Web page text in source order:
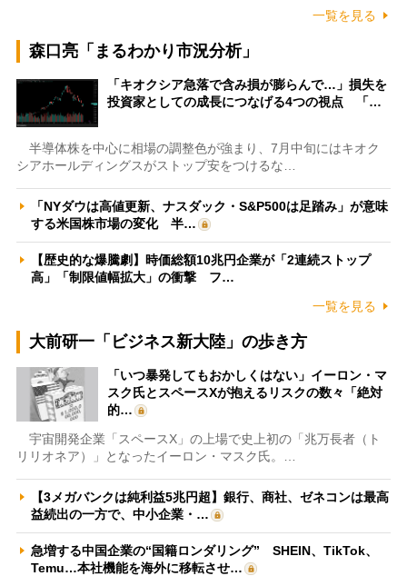
一覧を見る
森口亮「まるわかり市況分析」
「キオクシア急落で含み損が膨らんで…」損失を
投資家としての成長につなげる4つの視点 「…
半導体株を中心に相場の調整色が強まり、7月中旬にはキオク
シアホールディングスがストップ安をつけるな…
「NYダウは高値更新、ナスダック・S&P500は足踏み」が意味
する米国株市場の変化 半…
【歴史的な爆騰劇】時価総額10兆円企業が「2連続ストップ
高」「制限値幅拡大」の衝撃 フ…
一覧を見る
大前研一「ビジネス新大陸」の歩き方
「いつ暴発してもおかしくはない」イーロン・マ
スク氏とスペースXが抱えるリスクの数々「絶対
的…
宇宙開発企業「スペースX」の上場で史上初の「兆万長者（ト
リリオネア）」となったイーロン・マスク氏。…
【3メガバンクは純利益5兆円超】銀行、商社、ゼネコンは最高
益続出の一方で、中小企業・…
急増する中国企業の“国籍ロンダリング” SHEIN、TikTok、
Temu…本社機能を海外に移転させ…